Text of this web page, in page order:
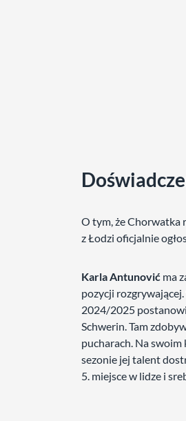
O tym, że Chorwatka
z Łodzi oficjalnie
Karla Antunović ma
pozycji
2024/2025
Schwerin. Tam
pucharach. Na
sezonie jej talent
5. miejsce w lidze i